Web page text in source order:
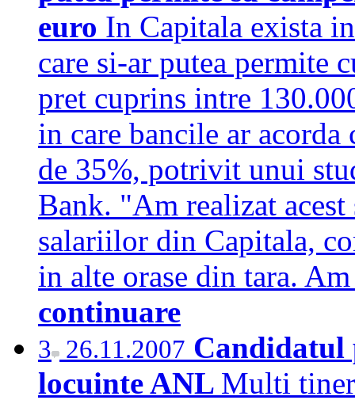
euro In Capitala exista
care si-ar putea permite
pret cuprins intre
in care bancile ar
de 35%, potrivit unui
Bank. "Am realizat
salariilor din Capitala,
in alte orase din tara.
continuare
3 26.11.2007 Candidatul
locuinte ANL Multi